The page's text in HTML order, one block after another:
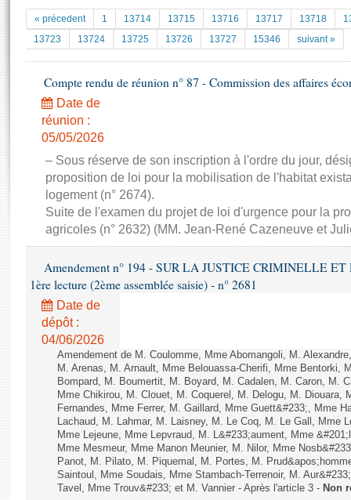
Documents parlementaires
Projets de loi
Propositions de loi
Amendements
Textes adoptés
Rapports d'information
Rapports d'enquête
Rapports législatifs
Rapports sur l'application des lois
Dossiers législatifs
Budget et sécurité sociale
Questions écrites et orales
Comptes rendus des débats
Documents de référence
( Constitution | Règlement de l'Assemblée ... )
Histoire
Juniors
Anciennes législatures
Liens vers les sites publics
La Bibliothèque
Les archives
Photos libres de droit
« précedent 1 13714 13715 13716 13717 13718
13723
13724 13725 13726 13727 15346 suivant »
Compte rendu de réunion n° 87 - Commission des affaires
Date de
réunion :
05/05/2026
– Sous réserve de son inscription à l'ordre du jour,
proposition de loi pour la mobilisation de l'habitat
logement (n° 2674).
Suite de l'examen du projet de loi d'urgence pour la
agricoles (n° 2632) (MM. Jean-René Cazeneuve et
Amendement n° 194 - SUR LA JUSTICE CRIMINELLE
1ère lecture (2ème assemblée saisie) - n° 2681
Date de
dépôt :
04/06/2026
Amendement de M. Coulomme, Mme Abomangoli, M.
M. Arenas, M. Arnault, Mme Belouassa-Cherifi, Mme Bentorki,
Bompard, M. Boumertit, M. Boyard, M. Cadalen, M. Caron, M.
Mme Chikirou, M. Clouet, M. Coquerel, M. Delogu, M. Diouara,
Fernandes, Mme Ferrer, M. Gaillard, Mme Guett&#233;, Mme
Lachaud, M. Lahmar, M. Laisney, M. Le Coq, M. Le Gall, Mme
Mme Lejeune, Mme Lepvraud, M. L&#233;aument, Mme
Mme Mesmeur, Mme Manon Meunier, M. Nilor, Mme
Panot, M. Pilato, M. Piquemal, M. Portes, M.
Saintoul, Mme Soudais, Mme Stambach-Terrenoir, M.
Tavel, Mme Trouv&#233; et M. Vannier - Après l'article 3 - Non